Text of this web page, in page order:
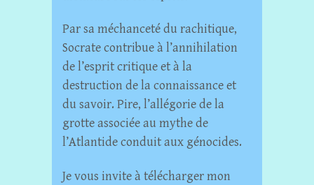
Par sa méchanceté du rachitique,
Socrate contribue à l’annihilation
de l’esprit critique et à la
destruction de la connaissance et
du savoir. Pire, l’allégorie de la
grotte associée au mythe de
l’Atlantide conduit aux génocides.
Je vous invite à télécharger mon